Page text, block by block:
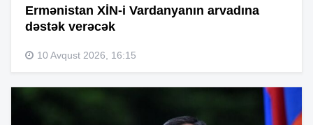
Ermənistan XİN-i Vardanyanın arvadına
dəstək verəcək
10 Avqust 2026, 16:15